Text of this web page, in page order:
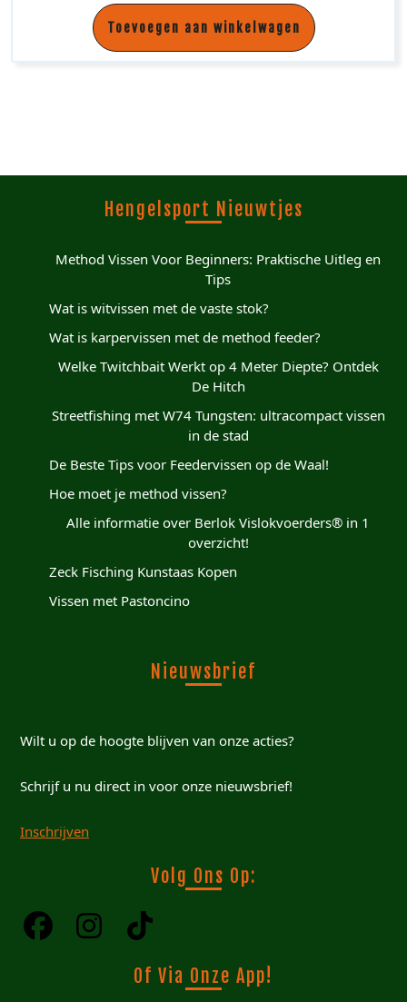
Toevoegen aan winkelwagen
Hengelsport Nieuwtjes
Method Vissen Voor Beginners: Praktische Uitleg en
Tips
Wat is witvissen met de vaste stok?
Wat is karpervissen met de method feeder?
Welke Twitchbait Werkt op 4 Meter Diepte? Ontdek
De Hitch
Streetfishing met W74 Tungsten: ultracompact vissen
in de stad
De Beste Tips voor Feedervissen op de Waal!
Hoe moet je method vissen?
Alle informatie over Berlok Vislokvoerders® in 1
overzicht!
Zeck Fisching Kunstaas Kopen
Vissen met Pastoncino
Nieuwsbrief
Wilt u op de hoogte blijven van onze acties?
Schrijf u nu direct in voor onze nieuwsbrief!
Inschrijven
Volg Ons Op:
Of Via Onze App!